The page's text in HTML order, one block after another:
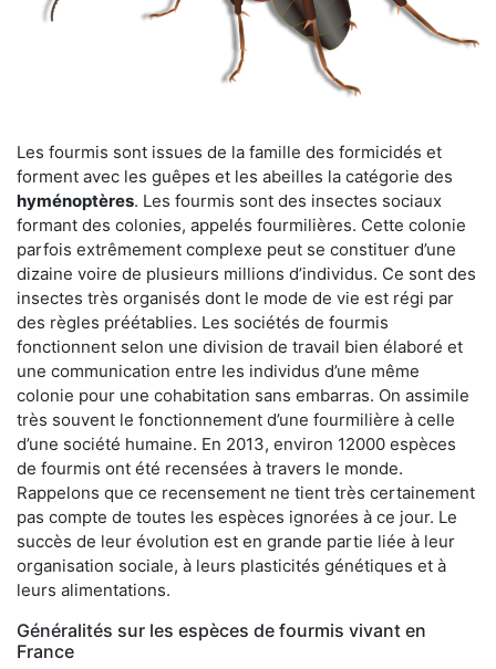
Les fourmis sont issues de la famille des formicidés et
forment avec les guêpes et les abeilles la catégorie des
hyménoptères. Les fourmis sont des insectes sociaux
formant des colonies, appelés fourmilières. Cette colonie
parfois extrêmement complexe peut se constituer d’une
dizaine voire de plusieurs millions d’individus. Ce sont des
insectes très organisés dont le mode de vie est régi par
des règles préétablies. Les sociétés de fourmis
fonctionnent selon une division de travail bien élaboré et
une communication entre les individus d’une même
colonie pour une cohabitation sans embarras. On assimile
très souvent le fonctionnement d’une fourmilière à celle
d’une société humaine. En 2013, environ 12000 espèces
de fourmis ont été recensées à travers le monde.
Rappelons que ce recensement ne tient très certainement
pas compte de toutes les espèces ignorées à ce jour. Le
succès de leur évolution est en grande partie liée à leur
organisation sociale, à leurs plasticités génétiques et à
leurs alimentations.
Généralités sur les espèces de fourmis vivant en
France